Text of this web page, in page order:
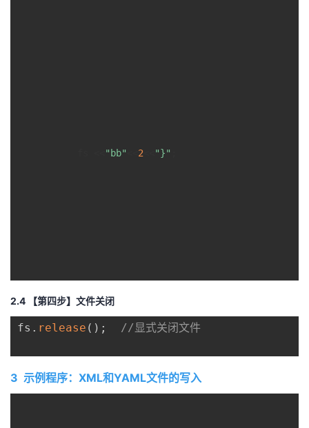
"bb" 2 "}"
2.4 【第四步】文件关闭
fs . release ( ) ; //显式关闭文件
3 示例程序：XML和YAML文件的写入